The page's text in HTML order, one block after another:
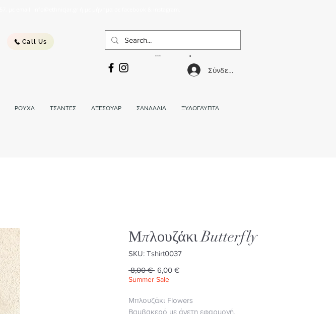
Call Us
Σύνδεση
ΡΟΥΧΑ ΤΣΑΝΤΕΣ ΑΞΕΣΟΥΑΡ ΣΑΝΔΑΛΙΑ ΞΥΛΟΓΛΥΠΤΑ
Μπλουζάκι Butterfly
SKU: Tshirt0037
8,00 € Κανονική
τιμή
6,00 €Τιμή
Summer Sale
Μπλουζάκι Flowers
Βαμβακερό με άνετη εφαρμογή.